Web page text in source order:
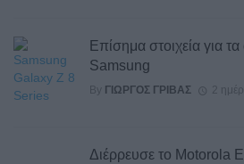
Επίσημα στοιχεία για
Samsung
By ΓΙΏΡΓΟΣ ΓΡΊΒΑΣ 2
Διέρρευσε το Motorola